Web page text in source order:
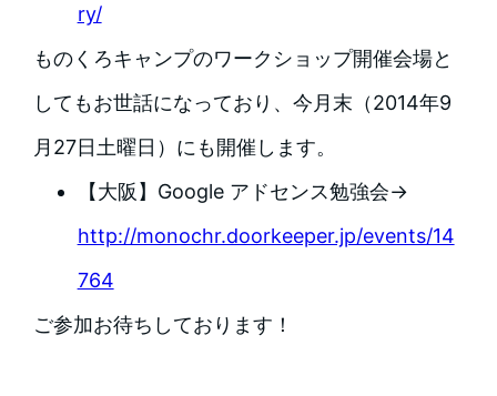
ry/
ものくろキャンプのワークショップ開催会場と
してもお世話になっており、今月末（2014年9
月27日土曜日）にも開催します。
【大阪】Google アドセンス勉強会→
http://monochr.doorkeeper.jp/events/14
764
ご参加お待ちしております！